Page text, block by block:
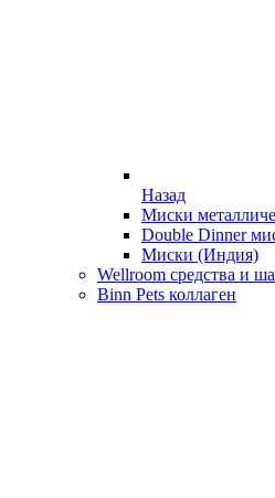
Назад
Миски
Double Dinner
Миски (Индия)
Wellroom средства и
Binn Pets коллаген